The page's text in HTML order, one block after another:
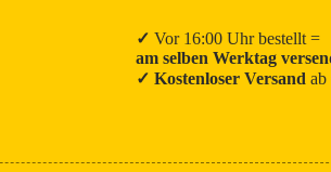
✓ Vor 16:00 Uhr bestellt =
am selben Werktag
✓ Kostenloser Versand ab